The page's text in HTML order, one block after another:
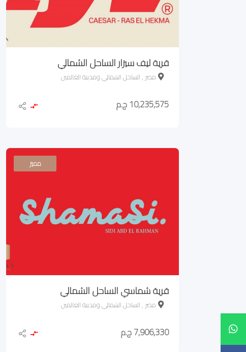
قرية ليف سيزار الساحل الشمالي
مصر , الساحل الشمالي ومدينة العالمين
10,235,575 ج.م
مميز
قرية شماسي الساحل الشمالي
مصر , الساحل الشمالي ومدينة العالمين
7,906,330 ج.م